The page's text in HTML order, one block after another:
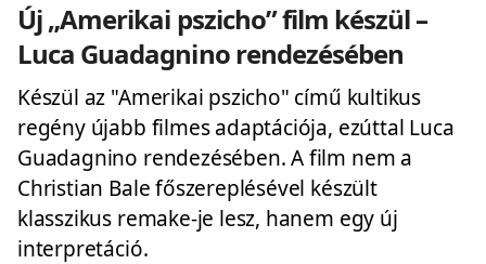
Új „Amerikai pszicho” film készül –
Luca Guadagnino rendezésében
Készül az "Amerikai pszicho" című kultikus
regény újabb filmes adaptációja, ezúttal Luca
Guadagnino rendezésében. A film nem a
Christian Bale főszereplésével készült
klasszikus remake-je lesz, hanem egy új
interpretáció.